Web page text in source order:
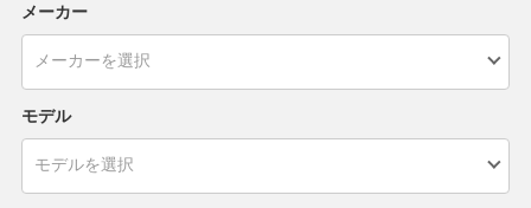
メーカー
モデル